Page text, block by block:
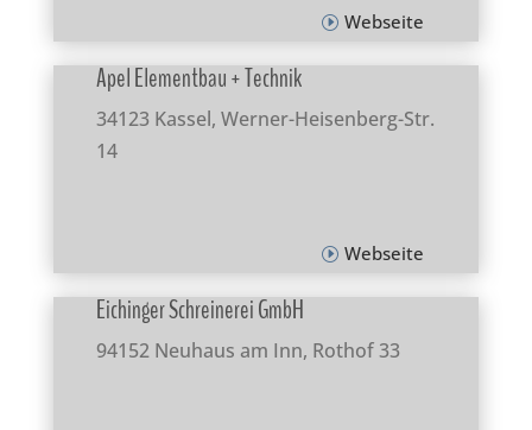
Webseite
Apel Elementbau + Technik
34123 Kassel, Werner-Heisenberg-Str.
14
Webseite
Eichinger Schreinerei GmbH
94152 Neuhaus am Inn, Rothof 33